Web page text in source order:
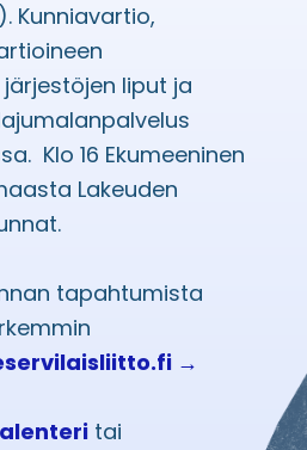
Kunniavartio,
liput ja
Klo 16 Ekumeeninen
Lakeuden
tapahtumista
→
tai